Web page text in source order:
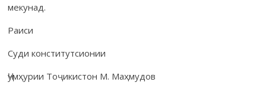
мекунад.
Раиси
Суди конститутсионии
Ҷумҳурии Тоҷикистон М. Маҳмудов